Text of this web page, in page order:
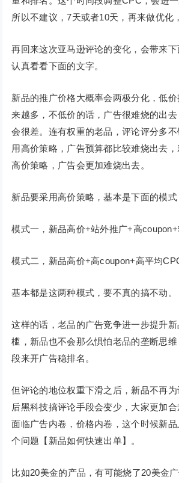
所以不建议，7天或者10天，再来做优化
再回来这次亚马逊评论的变化，会带来
认真看看下面的文字。
新品的推广价格大概率会两极分化，低
来越多，不低价的话，广告很难烧的出
会很差。连有权重的老品，评论评分多
用高价策略，广告预算都比较难烧出去
高价策略，广告会更加难烧出去。
新品要采用高价策略，基本是下面的模式
模式一，新品高价+站外推广+高
模式二，新品高价+高coupon+高平均
基本都是这两种模式，要不真的搞不动。
这样的话，老品的广告竞争进一步提升
槛，新品也不会那么惧怕老品的垄断思
段来开广告稳排名。
但评论的地位权重下滑之后，新品不再
后黑科技搞评论手段会变少，大家更加
面临广告内卷，价格内卷，这个时候新
个问题【新品如何快速出单】。
比如20美金的产品，有可能烧了20美金广